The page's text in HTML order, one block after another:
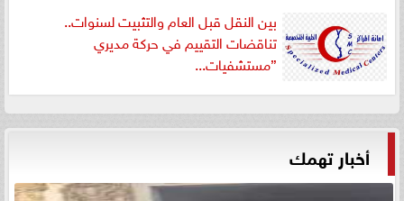
بين النقل قبل العام والتثبيت لسنوات..
تناقضات التقييم في حركة مديري
”مستشفيات...
أخبار تهمك